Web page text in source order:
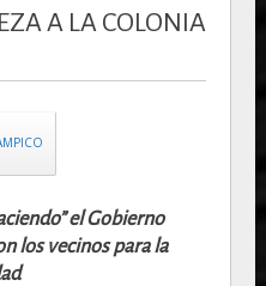
A LA COLONIA
el Gobierno
los vecinos para la